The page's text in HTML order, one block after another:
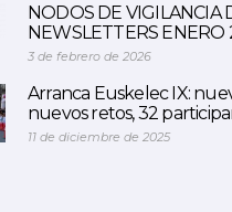
NODOS DE VIGILANCIA
NEWSLETTERS ENERO
3 de febrero de 2026
Arranca Euskelec IX:
nuevos retos, 32
11 de diciembre de 2025